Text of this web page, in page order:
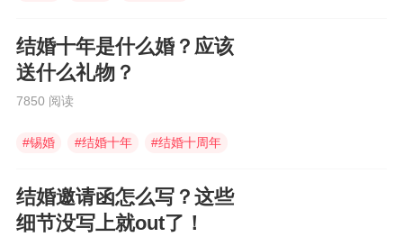
结婚十年是什么婚？应该
送什么礼物？
7850 阅读
#锡婚 #结婚十年 #结婚十周年
结婚邀请函怎么写？这些
细节没写上就out了！